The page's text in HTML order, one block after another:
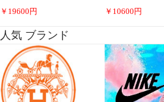
￥ 19600 円 ￥ 10600 円
人気 ブランド